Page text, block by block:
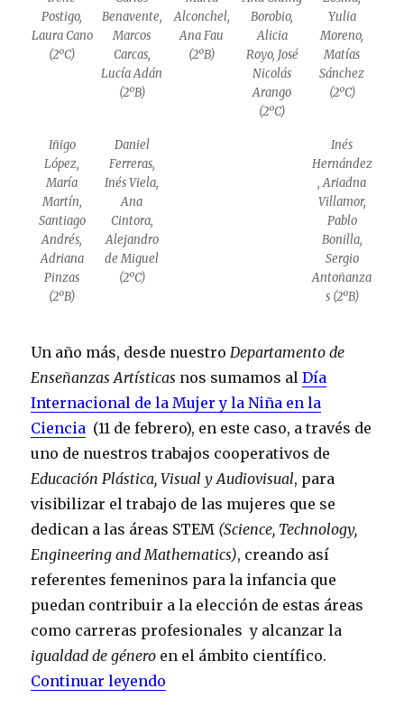
Postigo,
Laura Cano
(2ºC)
Benavente,
Marcos
Carcas,
Lucía Adán
(2ºB)
Alconchel,
Ana Fau
(2ºB)
Borobio,
Alicia
Royo, José
Nicolás
Arango
(2ºC)
Yulia
Moreno,
Matías
Sánchez
(2ºC)
Iñigo
López,
María
Martín,
Santiago
Andrés,
Adriana
Pinzas
(2ºB)
Daniel
Ferreras,
Inés Viela,
Ana
Cintora,
Alejandro
de Miguel
(2ºC)
Inés
Hernández
, Ariadna
Villamor,
Pablo
Bonilla,
Sergio
Antoñanza
s (2ºB)
Un año más, desde nuestro Departamento de
Enseñanzas Artísticas nos sumamos alDía
Internacional de la Mujer y la Niña en la
Ciencia (11 de febrero), en este caso, a través de
uno de nuestros trabajos cooperativos de
Educación Plásticawebbanki.ru
, Visual y Audiovisual, para
visibilizar el trabajo de las mujeres que se
dedican a las áreas STEM (Science, Technology,
Engineering and Mathematics), creando así
referentes femeninos para la infancia que
puedan contribuir a la elección de estas áreas
como carreras profesionales y alcanzar la
igualdad de género en el ámbito científico.
Continuar leyendo